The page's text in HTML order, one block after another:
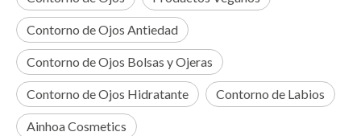
Contorno de Ojos Antiedad
Contorno de Ojos Bolsas y Ojeras
Contorno de Ojos Hidratante Contorno de Labios
Ainhoa Cosmetics